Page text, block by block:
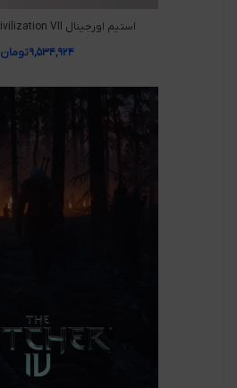
استیم اورجینال Sid Meier's Civilization VII
۹,۵۳۴,۹۲۴تومان